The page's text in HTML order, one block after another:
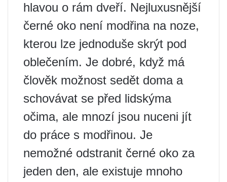
hlavou o rám dveří. Nejluxusnější
černé oko není modřina na noze,
kterou lze jednoduše skrýt pod
oblečením. Je dobré, když má
člověk možnost sedět doma a
schovávat se před lidskýma
očima, ale mnozí jsou nuceni jít
do práce s modřinou. Je
nemožné odstranit černé oko za
jeden den, ale existuje mnoho